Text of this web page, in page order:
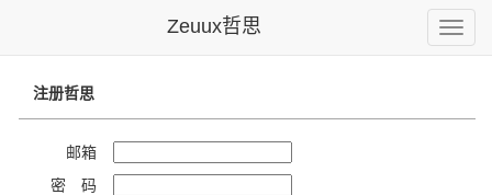
Toggle
Zeuux哲思
注册哲思
邮箱
密 码